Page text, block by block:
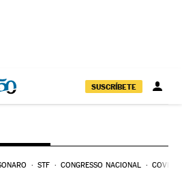
SUSCRÍBETE
STF CONGRESSO NACIONAL COVID-